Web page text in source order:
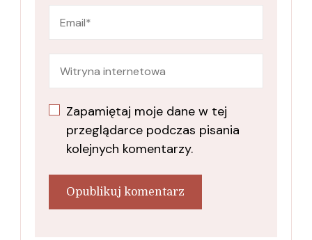
Zapamiętaj moje dane w tej
przeglądarce podczas pisania
kolejnych komentarzy.